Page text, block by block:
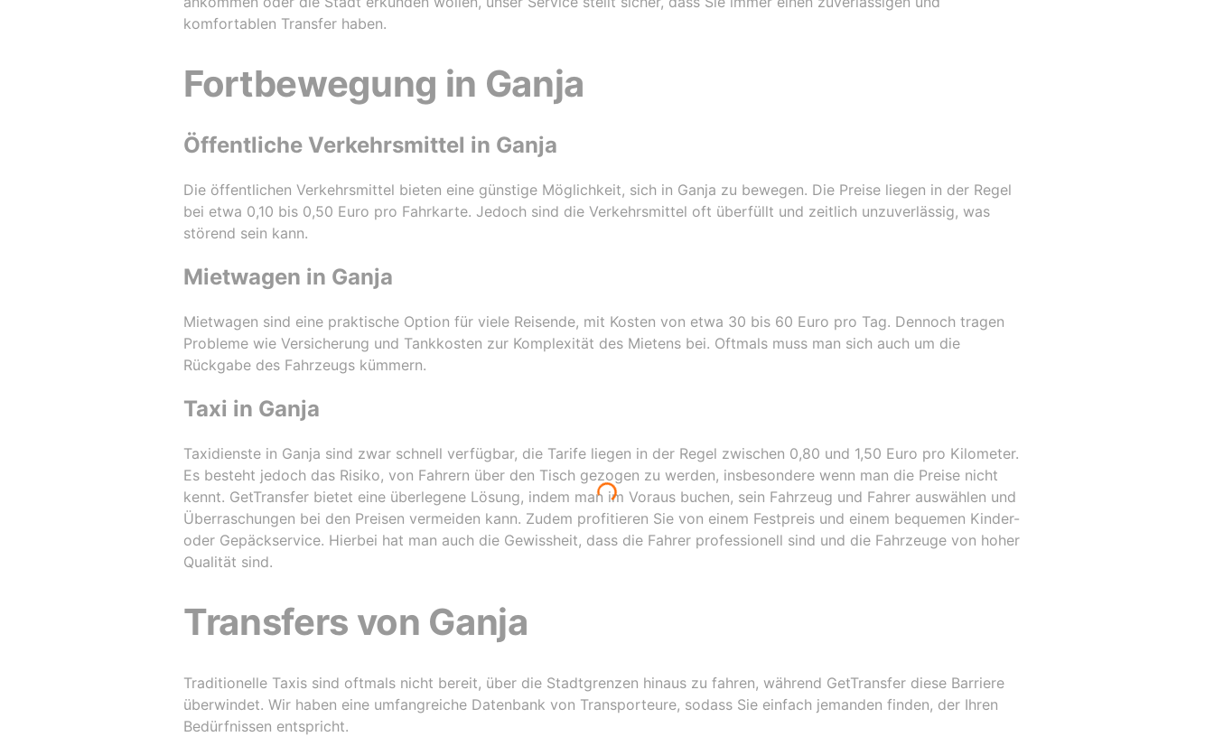
quite simple, you can do it in two ways: 1.
Leave an application on the company's
application for a smartphone or tablet. I
use the second option, since it is faster
and more convenient. The trip is paid
are punctual. None of our customers are
late for the train, plane or meeting. We
sometimes by electronic money transfers.
If the trip is exchanged by the client, then
money is returned to us. It is very good
different classes, there is even a
limousine and a helicopter. Tariffs for the
and comfortable. The last two months
provide a personal discount, as a regular
customer. I will remind you that I, as hotel
manager, often order transfers for my
is possible to choose among various
traffic jams. The car is in good condition,
the cabin is clean, the driver is polite and
punctuality, cleanliness of the cabin,
correct driver behavior. Thank you.
komfortablen Transfer haben.
Fortbewegung in Ganja
Öffentliche Verkehrsmittel in Ganja
Die öffentlichen Verkehrsmittel bieten eine günstige Möglichkeit, sich in Ganja zu bewegen. Die Preise liegen in der Regel
bei etwa 0,10 bis 0,50 Euro pro Fahrkarte. Jedoch sind die Verkehrsmittel oft überfüllt und zeitlich unzuverlässig, was
störend sein kann.
Mietwagen in Ganja
Mietwagen sind eine praktische Option für viele Reisende, mit Kosten von etwa 30 bis 60 Euro pro Tag. Dennoch tragen
Probleme wie Versicherung und Tankkosten zur Komplexität des Mietens bei. Oftmals muss man sich auch um die
Rückgabe des Fahrzeugs kümmern.
Taxi in Ganja
Taxidienste in Ganja sind zwar schnell verfügbar, die Tarife liegen in der Regel zwischen 0,80 und 1,50 Euro pro Kilometer.
Es besteht jedoch das Risiko, von Fahrern über den Tisch gezogen zu werden, insbesondere wenn man die Preise nicht
kennt. GetTransfer bietet eine überlegene Lösung, indem man im Voraus buchen, sein Fahrzeug und Fahrer auswählen und
Überraschungen bei den Preisen vermeiden kann. Zudem profitieren Sie von einem Festpreis und einem bequemen Kinder-
oder Gepäckservice. Hierbei hat man auch die Gewissheit, dass die Fahrer professionell sind und die Fahrzeuge von hoher
Qualität sind.
Transfers von Ganja
Traditionelle Taxis sind oftmals nicht bereit, über die Stadtgrenzen hinaus zu fahren, während GetTransfer diese Barriere
überwindet. Wir haben eine umfangreiche Datenbank von Transporteure, sodass Sie einfach jemanden finden, der Ihren
Bedürfnissen entspricht.